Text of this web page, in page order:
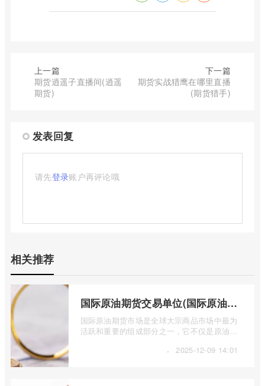
上一篇
期货逍遥子直播间(逍遥
期货)
下一篇
期货实战猎鹰在哪里直播
(期货猎手)
发表回复
请先登录账户再评论哦
相关推荐
国际原油期货交易单位(国际原油期货交易单位包括)
国际原油期货市场是全球大宗商品市场中最为
活跃和重要的组成部分之一，它不仅是原油价
· 2025-12-09 14:01